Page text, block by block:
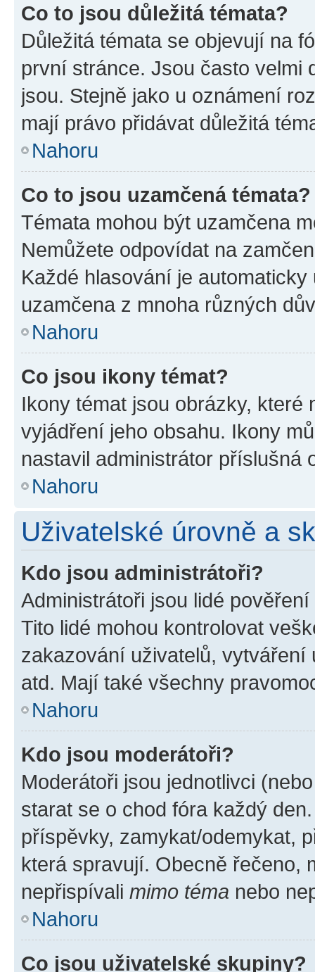
Co to jsou důležitá témata?
Důležitá témata se objevují na
první stránce. Jsou často velmi
jsou. Stejně jako u oznámení
mají právo přidávat důležitá
Nahoru
Co to jsou uzamčená témata?
Témata mohou být uzamčena
Nemůžete odpovídat na
Každé hlasování je
uzamčena z mnoha různých
Nahoru
Co jsou ikony témat?
Ikony témat jsou obrázky,
vyjádření jeho obsahu. Ikony
nastavil administrátor příslušná
Nahoru
Uživatelské úrovně a
Kdo jsou administrátoři?
Administrátoři jsou lidé
Tito lidé mohou kontrolovat
zakazování uživatelů,
atd. Mají také všechny
Nahoru
Kdo jsou moderátoři?
Moderátoři jsou jednotlivci
starat se o chod fóra každý
příspěvky, zamykat/odemykat,
která spravují. Obecně řečeno,
nepřispívali mimo téma nebo
Nahoru
Co jsou uživatelské skupiny?